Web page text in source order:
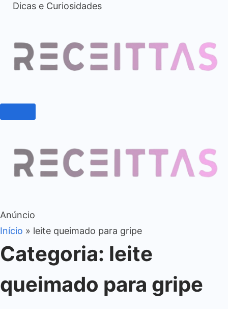
Dicas e Curiosidades
Anúncio
Início » leite queimado para gripe
Categoria: leite
queimado para gripe